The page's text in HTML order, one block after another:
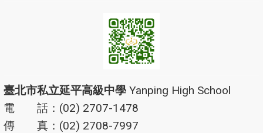
臺北市私立延平高級中學 Yanping High School
電 話：(02) 2707-1478
傳 真：(02) 2708-7997